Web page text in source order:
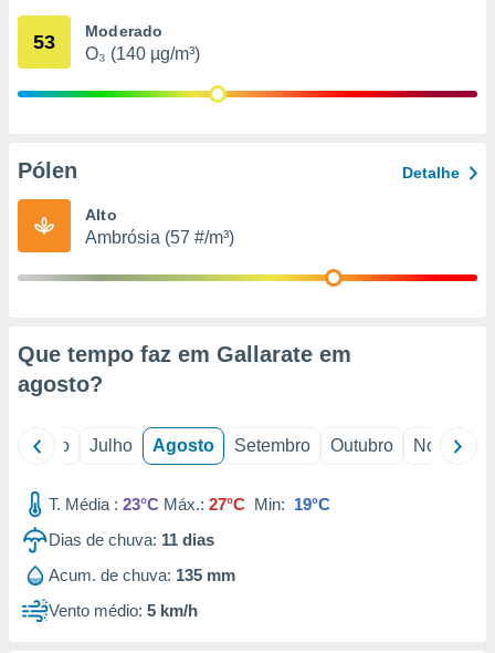
através
estudos
1199
53 Moderado
O₃ (140 µg/m³)
Pólen Detalhe
Alto
Ambrósia (57 #/m³)
Que tempo faz em Gallarate em
agosto?
Junho Julho Agosto Setembro Outubro Novembro
T. Média : 23°C Máx.: 27°C Min: 19°C
Dias de chuva: 11 dias
Acum. de chuva: 135 mm
Vento médio: 5 km/h